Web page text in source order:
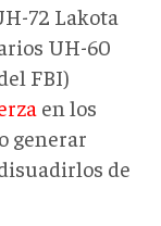
72 Lakota
UH-60
FBI)
en los
generar
de